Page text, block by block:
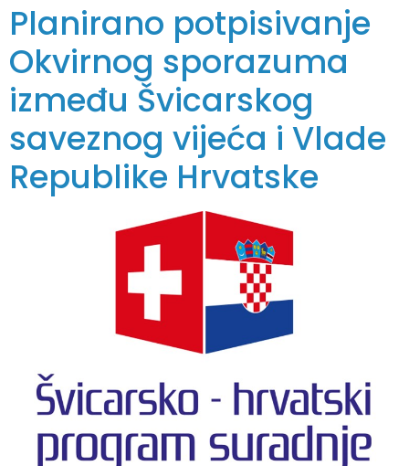
Planirano potpisivanje
Okvirnog sporazuma
između Švicarskog
saveznog vijeća i Vlade
Republike Hrvatske